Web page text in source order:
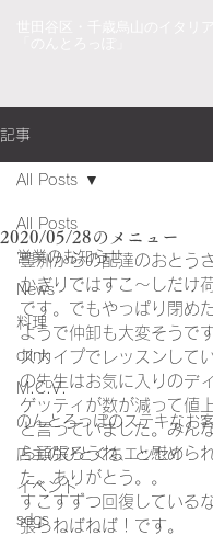
記事
All Posts
営業のお知らせ
News
料理
drink
M.C.V.
のんとろっぽのステキなお
店主のひとくちエッセイ
イベント
sdgs
All Posts
2020/05/28のメニュー
豊洲からの配達のおとう
かぎりではすこ～しだけ
です。でもやっぱり閉め
ようで仲卸も大変そうです
スカイプでレッスンして
の先生はお気に入りのデ
ゲッティが数が減って値
と言っていました。みん
ら頑張ろうね、と慰めら
た。ありがとう。。
すこすずつ回復している
張らねばねば！です。